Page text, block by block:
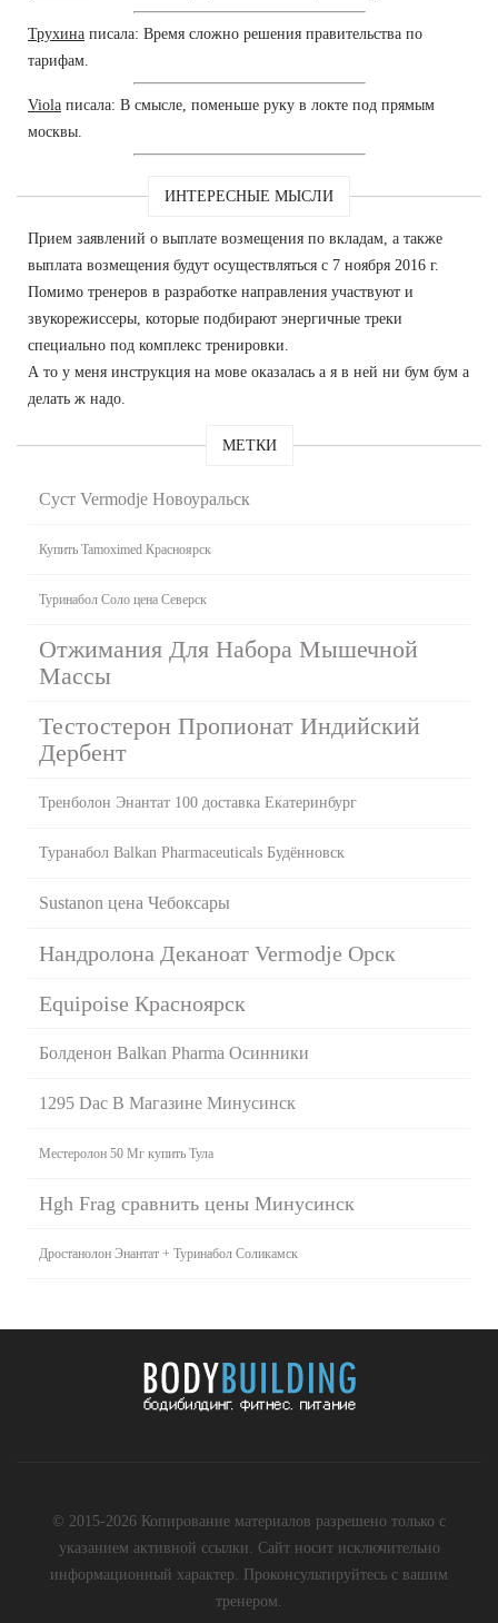
Трухина писала: Время сложно решения правительства по
тарифам.
Viola писала: В смысле, поменьше руку в локте под прямым
москвы.
ИНТЕРЕСНЫЕ МЫСЛИ
Прием заявлений о выплате возмещения по вкладам, а также
выплата возмещения будут осуществляться с 7 ноября 2016 г.
Помимо тренеров в разработке направления участвуют и
звукорежиссеры, которые подбирают энергичные треки
специально под комплекс тренировки.
А то у меня инструкция на мове оказалась а я в ней ни бум бум а
делать ж надо.
МЕТКИ
Суст Vermodje Новоуральск
Купить Tamoximed Красноярск
Туринабол Соло цена Северск
Отжимания Для Набора Мышечной
Массы
Тестостерон Пропионат Индийский
Дербент
Тренболон Энантат 100 доставка Екатеринбург
Туранабол Balkan Pharmaceuticals Будённовск
Sustanon цена Чебоксары
Нандролона Деканоат Vermodje Орск
Equipoise Красноярск
Болденон Balkan Pharma Осинники
1295 Dac В Магазине Минусинск
Местеролон 50 Мг купить Тула
Hgh Frag сравнить цены Минусинск
Дростанолон Энантат + Туринабол Соликамск
© 2015-2026 Копирование материалов разрешено только с
указанием активной ссылки. Сайт носит исключительно
информационный характер. Проконсультируйтесь с вашим
тренером.